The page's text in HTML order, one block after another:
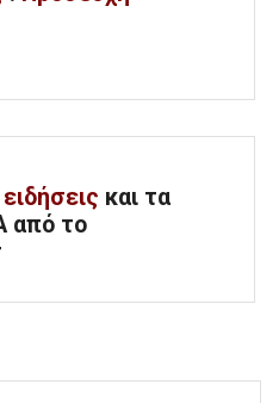
ειδήσεις και τα
από το